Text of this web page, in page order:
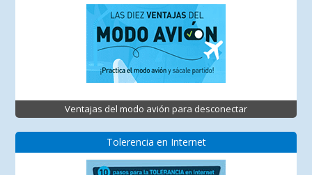
Ventajas del modo avión para desconectar
Tolerencia en Internet